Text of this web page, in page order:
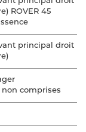
ROVER 45
principal droit
comprises